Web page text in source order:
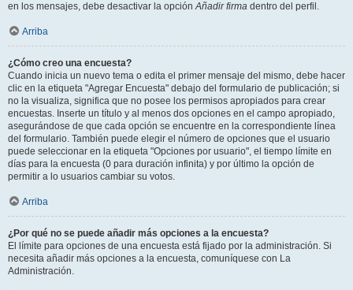
en los mensajes, debe desactivar la opciónAñadir firma dentro del perfil.
Arriba
¿Cómo creo una encuesta?
Cuando inicia un nuevo tema o edita el primer mensaje del mismo, debe hacer
clic en la etiqueta "Agregar Encuesta" debajo del formulario de publicación; si
no la visualiza, significa que no posee los permisos apropiados para crear
encuestas. Inserte un título y al menos dos opciones en el campo apropiado,
asegurándose de que cada opción se encuentre en la correspondiente línea
del formulario. También puede elegir el número de opciones que el usuario
puede seleccionar en la etiqueta "Opciones por usuario", el tiempo límite en
días para la encuesta (0 para duración infinita) y por último la opción de
permitir a lo usuarios cambiar su votos.
Arriba
¿Por qué no se puede añadir más opciones a la encuesta?
El límite para opciones de una encuesta está fijado por la administración. Si
necesita añadir más opciones a la encuesta, comuníquese con La
Administración.